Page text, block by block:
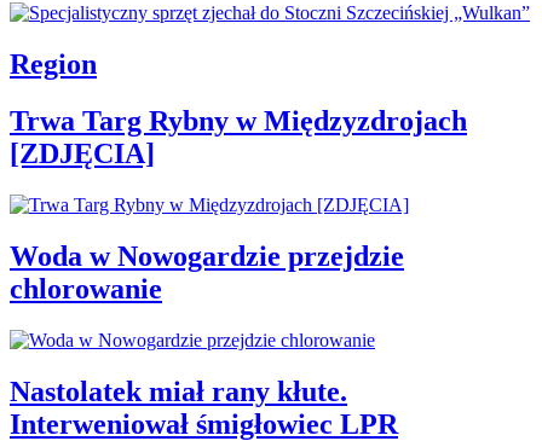
Region
Trwa Targ Rybny w Międzyzdrojach
[ZDJĘCIA]
Woda w Nowogardzie przejdzie
chlorowanie
Nastolatek miał rany kłute.
Interweniował śmigłowiec LPR